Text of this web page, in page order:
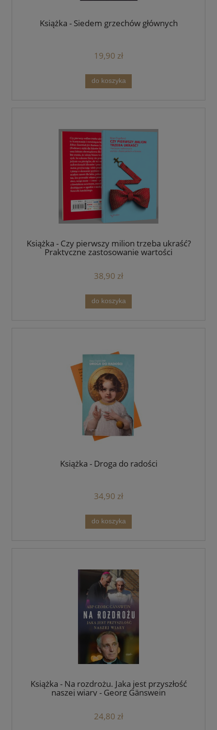
Książka - Siedem grzechów głównych
19,90 zł
do koszyka
Książka - Czy pierwszy milion trzeba ukraść?
Praktyczne zastosowanie wartości
38,90 zł
do koszyka
Książka - Droga do radości
34,90 zł
do koszyka
Książka - Na rozdrożu. Jaka jest przyszłość
naszej wiary - Georg Gänswein
24,80 zł